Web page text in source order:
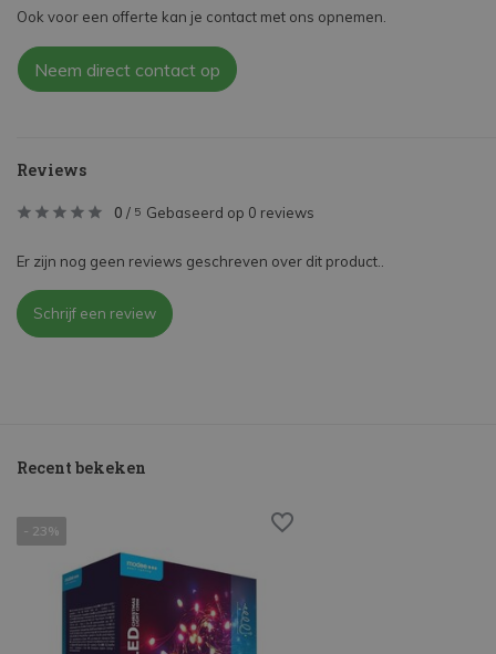
Ook voor een offerte kan je contact met ons opnemen.
Neem direct contact op
Reviews
0 / 5 Gebaseerd op 0 reviews
Er zijn nog geen reviews geschreven over dit product..
Schrijf een review
Recent bekeken
- 23%